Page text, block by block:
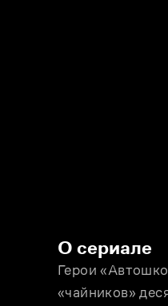
О сериале
Герои
«чайников»